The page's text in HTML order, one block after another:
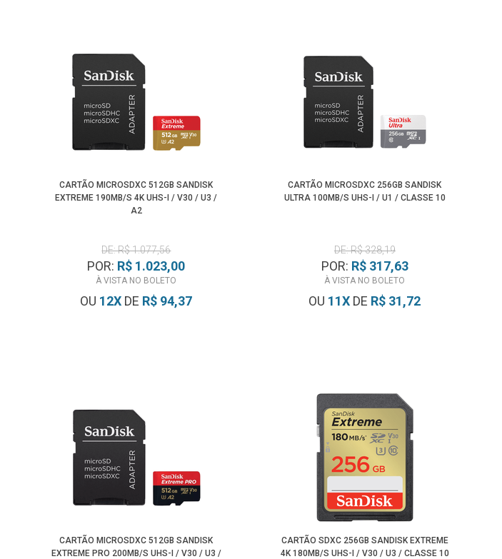
CARTÃO MICROSDXC 512GB SANDISK
EXTREME 190MB/S 4K UHS-I / V30 / U3 /
A2
DE: R$ 1.077,56
POR: R$ 1.023,00
À VISTA NO BOLETO
OU 12X DE R$ 94,37
CARTÃO MICROSDXC 256GB SANDISK
ULTRA 100MB/S UHS-I / U1 / CLASSE 10
DE: R$ 328,19
POR: R$ 317,63
À VISTA NO BOLETO
OU 11X DE R$ 31,72
CARTÃO MICROSDXC 512GB SANDISK
EXTREME PRO 200MB/S UHS-I / V30 / U3 /
CARTÃO SDXC 256GB SANDISK EXTREME
4K 180MB/S UHS-I / V30 / U3 / CLASSE 10